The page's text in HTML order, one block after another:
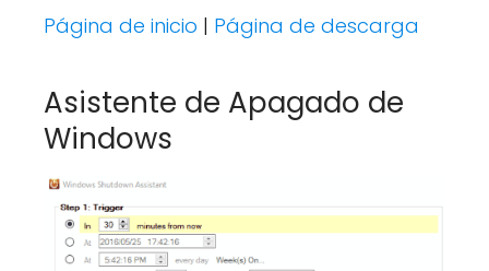
Página de inicio | Página de descarga
Asistente de Apagado de
Windows